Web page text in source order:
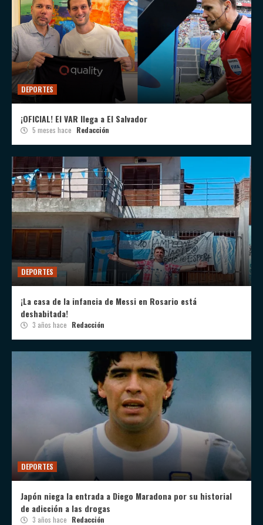
DEPORTES
¡OFICIAL! El VAR llega a El Salvador
5 meses hace Redacción
DEPORTES
¡La casa de la infancia de Messi en Rosario está
deshabitada!
3 años hace Redacción
DEPORTES
Japón niega la entrada a Diego Maradona por su historial
de adicción a las drogas
3 años hace Redacción